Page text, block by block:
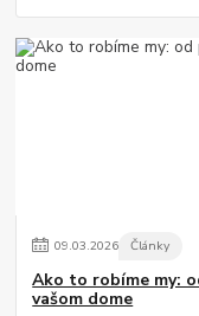
09.03.2026 Články
Ako to robíme my:
vašom dome